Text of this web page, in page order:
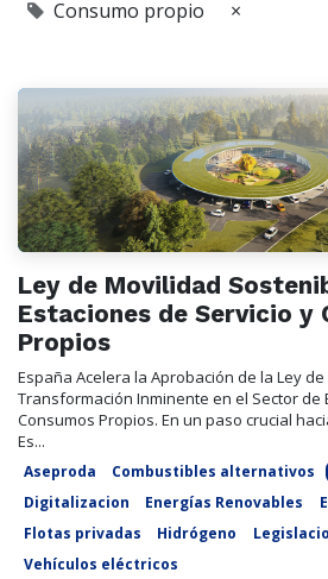
Consumo propio ×
Ley de Movilidad
Estaciones de Servicio y
Propios
España Acelera la Aprobación de la Ley
Transformación Inminente en el Sector de
Consumos Propios. En un paso crucial
Es...
Aseproda Combustibles alternativos
Digitalizacion
Energías Renovables
Flotas privadas
Hidrógeno
Vehículos eléctricos